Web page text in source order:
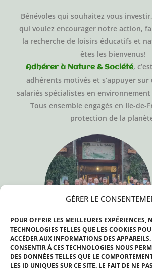
GÉRER LE
POUR OFFRIR LES MEILLEURES EXPÉRIENCES,
TECHNOLOGIES TELLES QUE LES COOKIES
ACCÉDER AUX INFORMATIONS DES
CONSENTIR À CES TECHNOLOGIES NOUS
DES DONNÉES TELLES QUE LE
LES ID UNIQUES SUR CE SITE. LE FAIT DE NE
Bénévoles qui souhaitez vous
qui voulez encourager notre action,
la recherche de loisirs éducatifs et
êtes les bienvenus!
Adhérer à Nature & Société,
adhérents motivés et s’appuyer sur
salariés spécialistes en
Tous ensemble engagés en Ile-de-
protection de la